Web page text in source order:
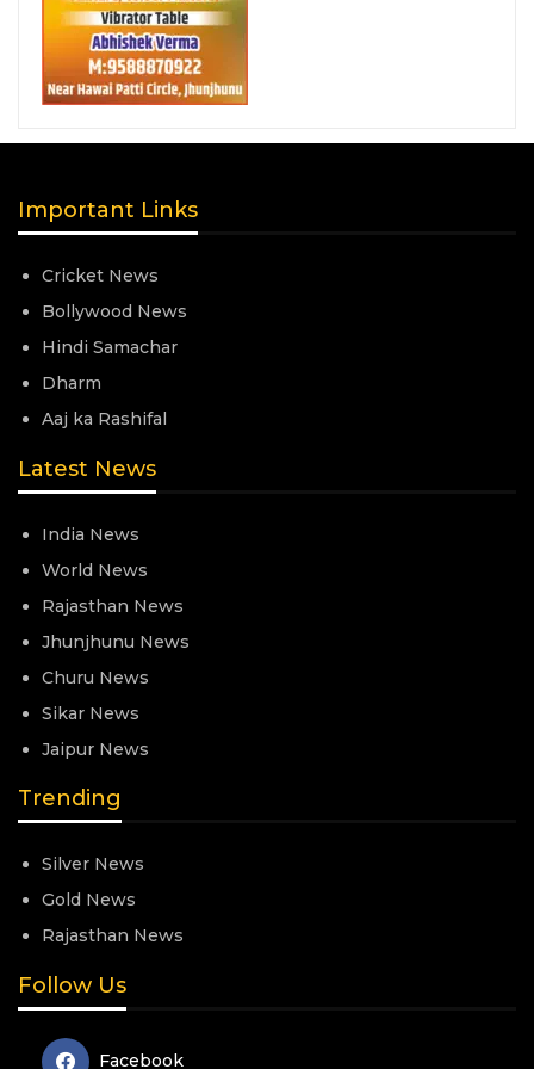
Important Links
Cricket News
Bollywood News
Hindi Samachar
Dharm
Aaj ka Rashifal
Latest News
India News
World News
Rajasthan News
Jhunjhunu News
Churu News
Sikar News
Jaipur News
Trending
Silver News
Gold News
Rajasthan News
Follow Us
Facebook